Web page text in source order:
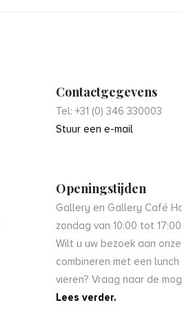
Contactgegevens
Tel: +31 (0) 346 330003
Stuur een e-mail
Openingstijden
Gallery en Gallery Café
zondag van 10:00 tot 17:00
Wilt u uw bezoek aan
combineren met een
vieren? Vraag naar de
Lees verder.